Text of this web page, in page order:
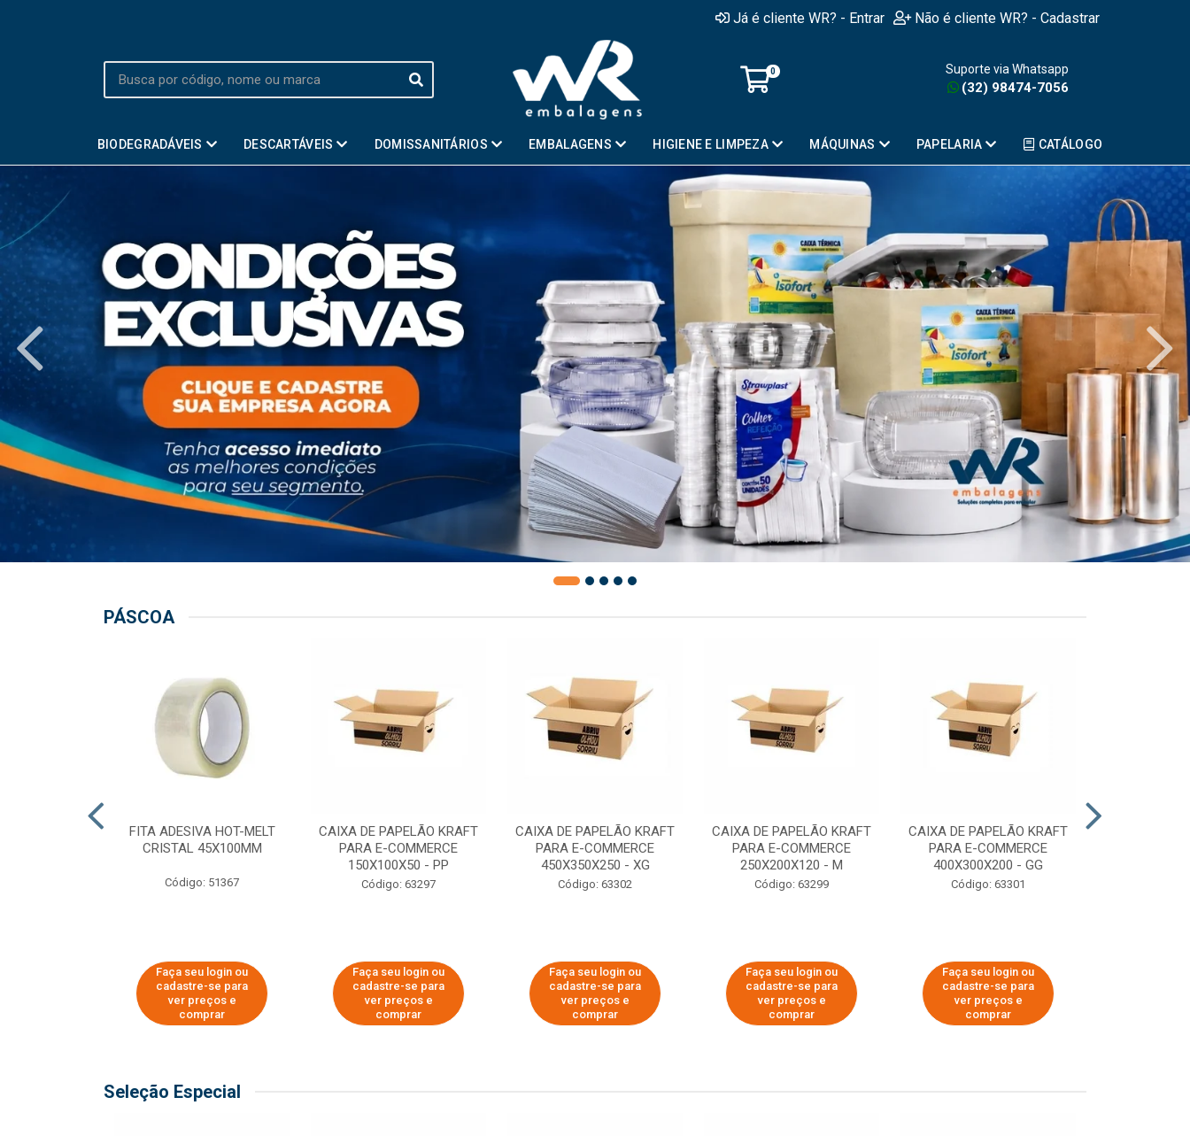
Já é cliente WR? - Entrar Não é cliente WR? - Cadastrar
0 Suporte via Whatsapp
(32) 98474-7056
BIODEGRADÁVEIS DESCARTÁVEIS DOMISSANITÁRIOS EMBALAGENS HIGIENE E LIMPEZA MÁQUINAS PAPELARIA CATÁLOGO
PÁSCOA
FITA ADESIVA HOT-MELT
CRISTAL 45X100MM
Código: 51367
Faça seu login ou
cadastre-se para
ver preços e
comprar
CAIXA DE PAPELÃO KRAFT
PARA E-COMMERCE
150X100X50 - PP
Código: 63297
Faça seu login ou
cadastre-se para
ver preços e
comprar
CAIXA DE PAPELÃO KRAFT
PARA E-COMMERCE
450X350X250 - XG
Código: 63302
Faça seu login ou
cadastre-se para
ver preços e
comprar
CAIXA DE PAPELÃO KRAFT
PARA E-COMMERCE
250X200X120 - M
Código: 63299
Faça seu login ou
cadastre-se para
ver preços e
comprar
CAIXA DE PAPELÃO KRAFT
PARA E-COMMERCE
400X300X200 - GG
Código: 63301
Faça seu login ou
cadastre-se para
ver preços e
comprar
Seleção Especial